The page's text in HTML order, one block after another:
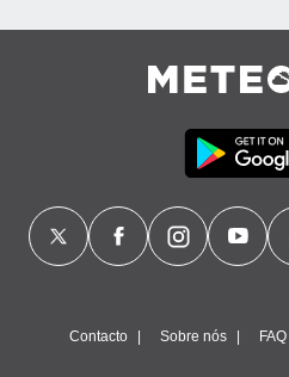
Contacto Sobre nós FAQ